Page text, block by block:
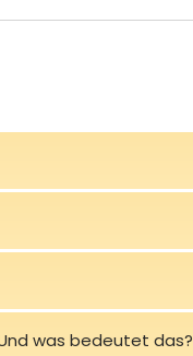
was bedeutet das?